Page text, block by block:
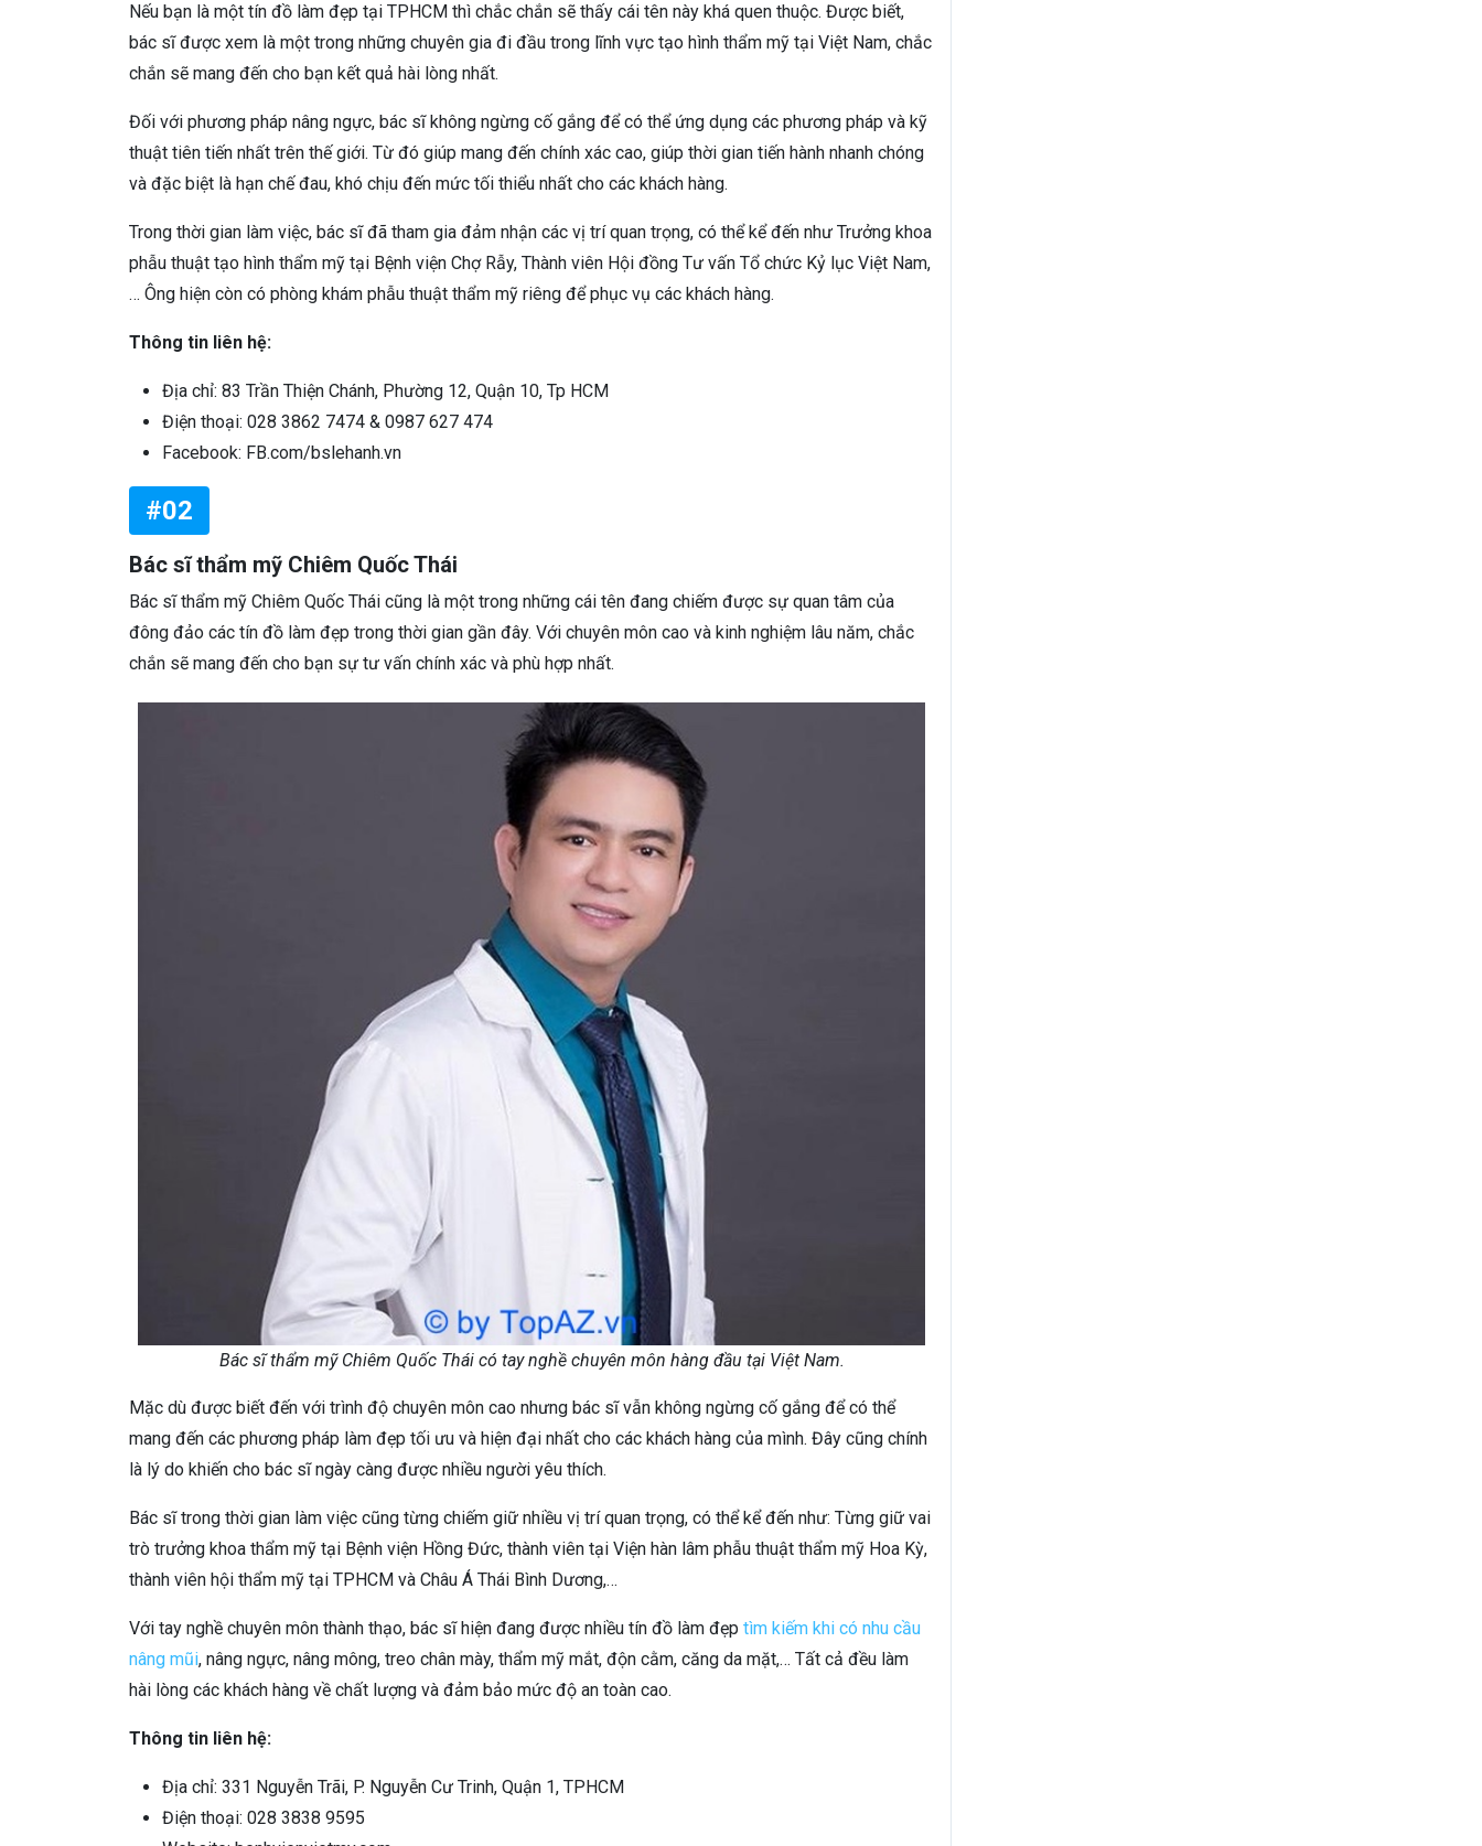
Nếu bạn là một tín đồ làm đẹp tại TPHCM thì chắc chắn sẽ thấy cái tên này khá quen thuộc. Được biết,
bác sĩ được xem là một trong những chuyên gia đi đầu trong lĩnh vực tạo hình thẩm mỹ tại Việt Nam, chắc
chắn sẽ mang đến cho bạn kết quả hài lòng nhất.
Đối với phương pháp nâng ngực, bác sĩ không ngừng cố gắng để có thể ứng dụng các phương pháp và kỹ
thuật tiên tiến nhất trên thế giới. Từ đó giúp mang đến chính xác cao, giúp thời gian tiến hành nhanh chóng
và đặc biệt là hạn chế đau, khó chịu đến mức tối thiểu nhất cho các khách hàng.
Trong thời gian làm việc, bác sĩ đã tham gia đảm nhận các vị trí quan trọng, có thể kể đến như Trưởng khoa
phẫu thuật tạo hình thẩm mỹ tại Bệnh viện Chợ Rẫy, Thành viên Hội đồng Tư vấn Tổ chức Kỷ lục Việt Nam,
… Ông hiện còn có phòng khám phẫu thuật thẩm mỹ riêng để phục vụ các khách hàng.
Thông tin liên hệ:
Địa chỉ: 83 Trần Thiện Chánh, Phường 12, Quận 10, Tp HCM
Điện thoại: 028 3862 7474 & 0987 627 474
Facebook: FB.com/bslehanh.vn
#02
Bác sĩ thẩm mỹ Chiêm Quốc Thái
Bác sĩ thẩm mỹ Chiêm Quốc Thái cũng là một trong những cái tên đang chiếm được sự quan tâm của
đông đảo các tín đồ làm đẹp trong thời gian gần đây. Với chuyên môn cao và kinh nghiệm lâu năm, chắc
chắn sẽ mang đến cho bạn sự tư vấn chính xác và phù hợp nhất.
Bác sĩ thẩm mỹ Chiêm Quốc Thái có tay nghề chuyên môn hàng đầu tại Việt Nam.
Mặc dù được biết đến với trình độ chuyên môn cao nhưng bác sĩ vẫn không ngừng cố gắng để có thể
mang đến các phương pháp làm đẹp tối ưu và hiện đại nhất cho các khách hàng của mình. Đây cũng chính
là lý do khiến cho bác sĩ ngày càng được nhiều người yêu thích.
Bác sĩ trong thời gian làm việc cũng từng chiếm giữ nhiều vị trí quan trọng, có thể kể đến như: Từng giữ vai
trò trưởng khoa thẩm mỹ tại Bệnh viện Hồng Đức, thành viên tại Viện hàn lâm phẫu thuật thẩm mỹ Hoa Kỳ,
thành viên hội thẩm mỹ tại TPHCM và Châu Á Thái Bình Dương,…
Với tay nghề chuyên môn thành thạo, bác sĩ hiện đang được nhiều tín đồ làm đẹp tìm kiếm khi có nhu cầu
nâng mũi, nâng ngực, nâng mông, treo chân mày, thẩm mỹ mắt, độn cằm, căng da mặt,… Tất cả đều làm
hài lòng các khách hàng về chất lượng và đảm bảo mức độ an toàn cao.
Thông tin liên hệ:
Địa chỉ: 331 Nguyễn Trãi, P. Nguyễn Cư Trinh, Quận 1, TPHCM
Điện thoại: 028 3838 9595